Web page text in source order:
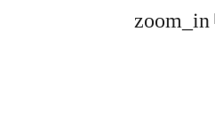
zoom_in